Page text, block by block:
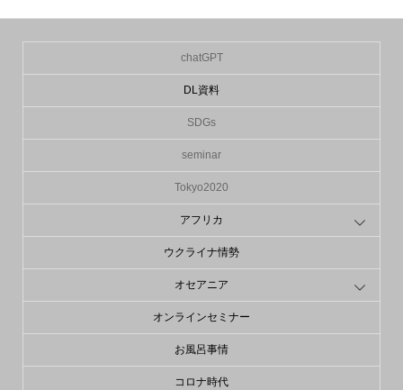
chatGPT
DL資料
SDGs
seminar
Tokyo2020
アフリカ
ウクライナ情勢
オセアニア
オンラインセミナー
お風呂事情
コロナ時代